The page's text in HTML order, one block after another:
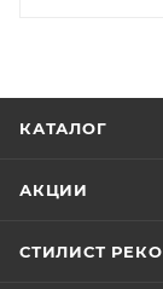
КАТАЛОГ
АКЦИИ
СТИЛИСТ